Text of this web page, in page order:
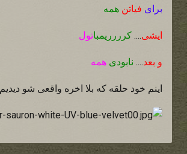
برای فیاتن همه
ایشی.... کرررریمباتول
و بعد.... نابودی همه
اینم خود حلقه که بلا اخره واقعی شو دیدیم